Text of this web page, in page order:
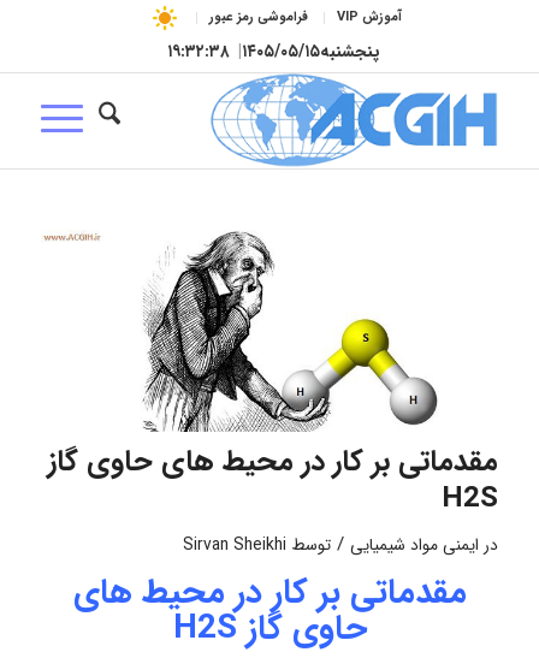
آموزش VIP فراموشی رمز عبور
پنجشنبه۱۴۰۵/۰۵/۱۵| ۱۹:۳۲:۳۹
مقدماتی بر کار در محیط های حاوی گاز
H2S
در ایمنی مواد شیمیایی / توسط Sirvan Sheikhi
مقدماتی بر کار در محیط های
حاوی گاز H2S